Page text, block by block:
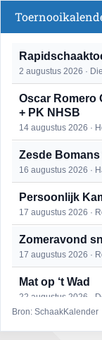
2 augustus 2026 ·
Oscar Romero
+ PK NHSB
14 augustus 2026 ·
Zesde
16 augustus 2026 ·
Persoonlijk
17 augustus 2026 ·
Zomeravond
17 augustus 2026 ·
Mat op ‘t Wad
22 augustus 2026 ·
Bron: SchaakKalender